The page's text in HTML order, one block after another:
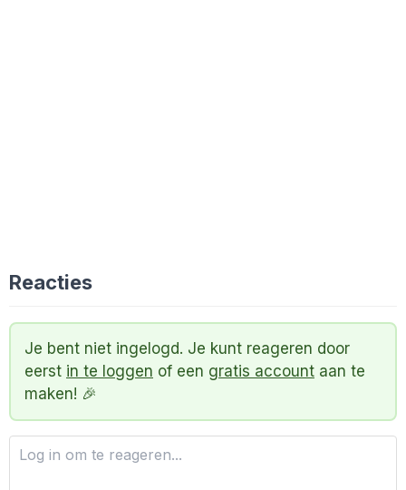
Reacties
Je bent niet ingelogd. Je kunt reageren door
eerst in te loggen of een gratis account aan te
maken! 🎉